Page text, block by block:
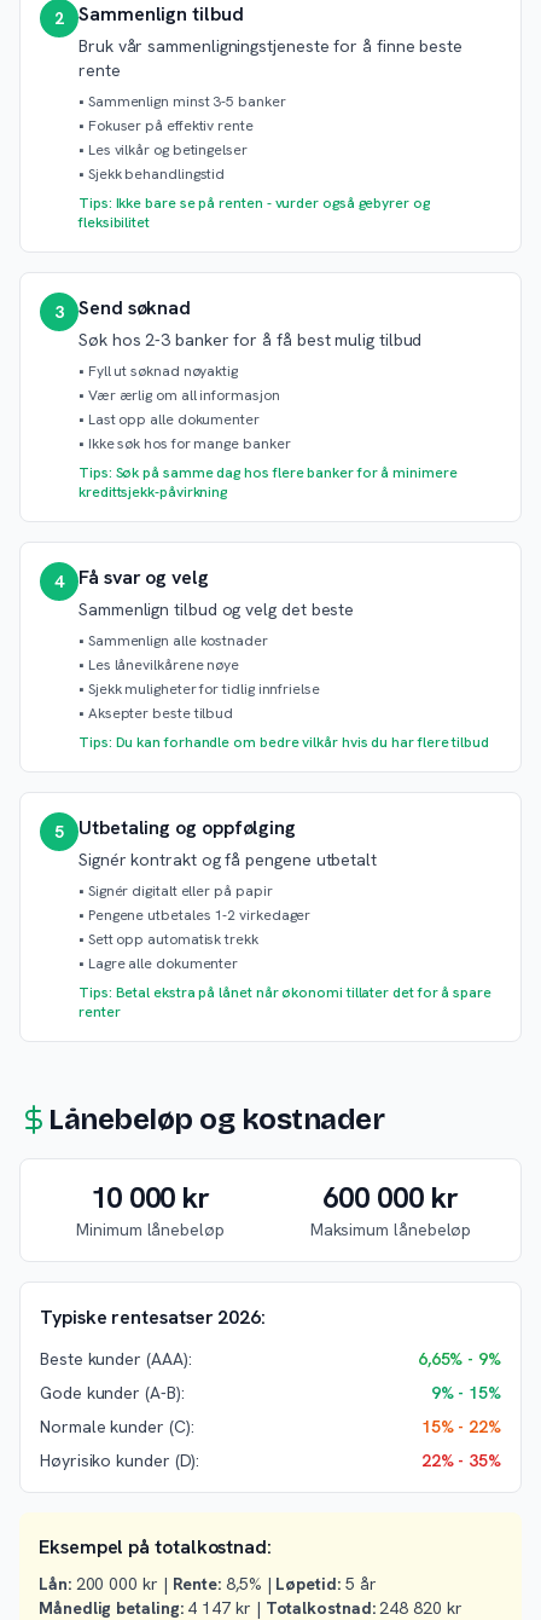
2 Sammenlign tilbud
Bruk vår sammenligningstjeneste for å finne beste
rente
• Sammenlign minst 3-5 banker
• Fokuser på effektiv rente
• Les vilkår og betingelser
• Sjekk behandlingstid
Tips: Ikke bare se på renten - vurder også gebyrer og
fleksibilitet
3 Send søknad
Søk hos 2-3 banker for å få best mulig tilbud
• Fyll ut søknad nøyaktig
• Vær ærlig om all informasjon
• Last opp alle dokumenter
• Ikke søk hos for mange banker
Tips: Søk på samme dag hos flere banker for å minimere
kredittsjekk-påvirkning
4 Få svar og velg
Sammenlign tilbud og velg det beste
• Sammenlign alle kostnader
• Les lånevilkårene nøye
• Sjekk muligheter for tidlig innfrielse
• Aksepter beste tilbud
Tips: Du kan forhandle om bedre vilkår hvis du har flere tilbud
5 Utbetaling og oppfølging
Signér kontrakt og få pengene utbetalt
• Signér digitalt eller på papir
• Pengene utbetales 1-2 virkedager
• Sett opp automatisk trekk
• Lagre alle dokumenter
Tips: Betal ekstra på lånet når økonomi tillater det for å spare
renter
Lånebeløp og kostnader
10 000 kr
Minimum lånebeløp
600 000 kr
Maksimum lånebeløp
Typiske rentesatser 2026:
Beste kunder (AAA):
6,65% - 9%
Gode kunder (A-B):
9% - 15%
Normale kunder (C):
15% - 22%
Høyrisiko kunder (D):
22% - 35%
Eksempel på totalkostnad:
Lån:200 000 kr | Rente: 8,5% | Løpetid:5 år
Månedlig betaling:4 147 kr | Totalkostnad:248 820 kr